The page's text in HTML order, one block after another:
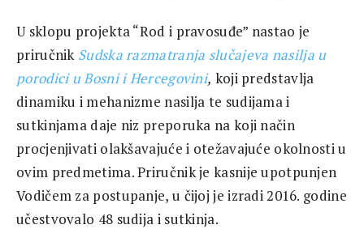
U sklopu projekta “Rod i pravosuđe” nastao je
priručnik Sudska razmatranja slučajeva nasilja u
porodici u Bosni i Hercegovini, koji predstavlja
dinamiku i mehanizme nasilja te sudijama i
sutkinjama daje niz preporuka na koji način
procjenjivati olakšavajuće i otežavajuće okolnosti u
ovim predmetima. Priručnik je kasnije upotpunjen
Vodičem za postupanje, u čijoj je izradi 2016. godine
učestvovalo 48 sudija i sutkinja.